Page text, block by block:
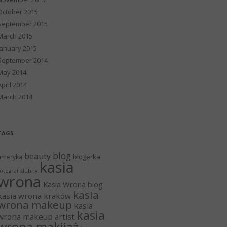
2015
2015
2015
2015
2014
2014
2014
2014
beauty blog blogerka
ślubny kasia
Kasia Wrona blog
wrona kraków kasia
makeup kasia
makeup artist kasia